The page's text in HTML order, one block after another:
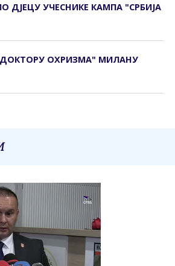
ДЈЕЦУ УЧЕСНИКЕ КАМПА "СРБИЈА
ОХРИЗМА" МИЛАНУ